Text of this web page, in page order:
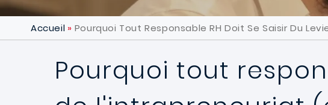
Accueil Pourquoi Tout Responsable RH Doit Se Saisir Du
Pourquoi tout